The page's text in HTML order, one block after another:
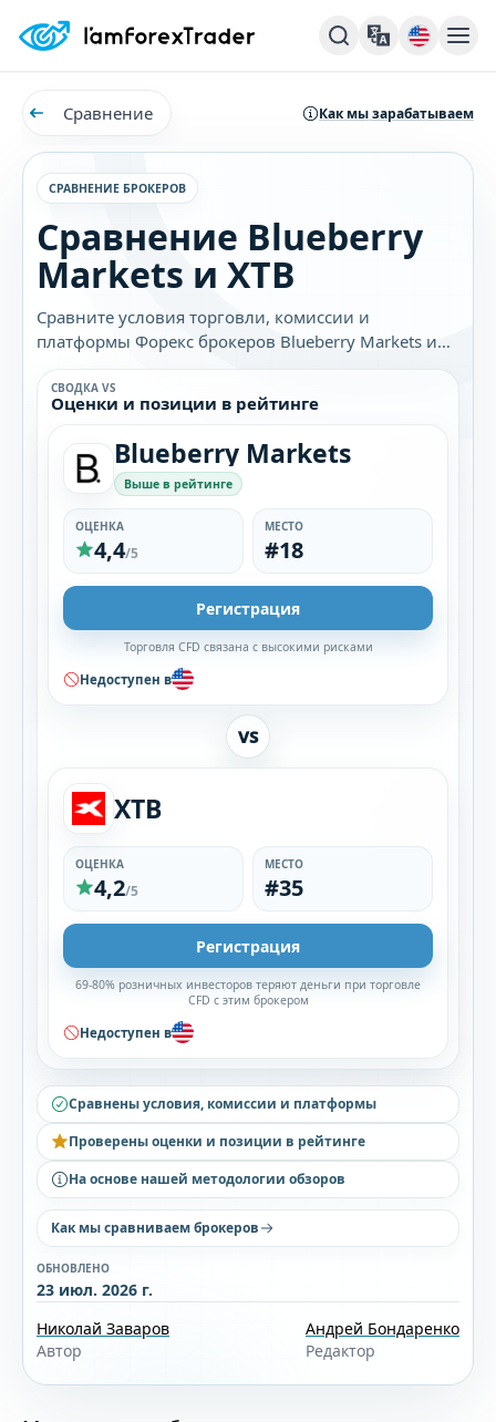
Сравнение Как мы зарабатываем
СРАВНЕНИЕ БРОКЕРОВ
Сравнение Blueberry
Markets и XTB
Сравните условия торговли, комиссии и
платформы Форекс брокеров Blueberry Markets и
XTB. Узнайте, какой брокер лучше подходит
именно вам.
СВОДКА VS
Оценки и позиции в рейтинге
Blueberry Markets
Выше в рейтинге
ОЦЕНКА
4,4/5
МЕСТО
#18
Регистрация
Торговля CFD связана с высокими рисками
Недоступен в
VS
XTB
ОЦЕНКА
4,2/5
МЕСТО
#35
Регистрация
69-80% розничных инвесторов теряют деньги при торговле
CFD с этим брокером
Недоступен в
Сравнены условия, комиссии и платформы
Проверены оценки и позиции в рейтинге
На основе нашей методологии обзоров
Как мы сравниваем брокеров
ОБНОВЛЕНО
23 июл. 2026 г.
Николай Заваров
Автор
Андрей Бондаренко
Редактор